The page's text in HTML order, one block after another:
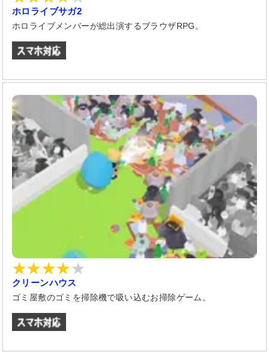
ホロライブサガ2
ホロライブメンバーが総出演するブラウザRPG。
クリーンハウス
ゴミ屋敷のゴミを掃除機で吸い込むお掃除ゲーム。